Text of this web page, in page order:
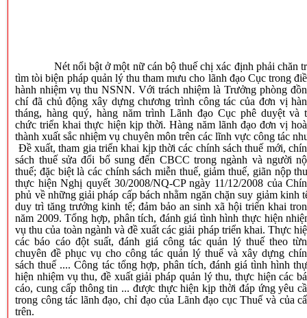
Nét nổi bật ở một nữ cán bộ thuế chị xác định phải chăn
tìm tòi biện pháp quản lý thu tham mưu cho lãnh đạo Cục trong
hành nhiệm vụ thu NSNN. Với trách nhiệm là Trưởng phòng
chí đã chủ động xây dựng chương trình công tác của đơn vị
tháng, hàng quý, hàng năm trình Lãnh đạo Cục phê duyệt và
chức triển khai thực hiện kịp thời. Hàng năm lãnh đạo đơn vị
thành xuất sắc nhiệm vụ chuyên môn trên các lĩnh vực công tác
Đề xuất, tham gia triển khai kịp thời các chính sách thuế mới,
sách thuế sửa đổi bổ sung đến CBCC trong ngành và người
thuế; đặc biệt là các chính sách miễn thuế, giảm thuế, giãn nộp
thực hiện Nghị quyết 30/2008/NQ-CP ngày 11/12/2008 của
phủ về những giải pháp cấp bách nhằm ngăn chặn suy giảm kinh
duy trì tăng trưởng kinh tế; đảm bảo an sinh xã hội triển khai
năm 2009. Tổng hợp, phân tích, đánh giá tình hình thực hiện
vụ thu của toàn ngành và đề xuất các giải pháp triển khai. Thực
các báo cáo đột suất, đánh giá công tác quản lý thuế theo
chuyên đề phục vụ cho công tác quản lý thuế và xây dựng
sách thuế .... Công tác tổng hợp, phân tích, đánh giá tình hình
hiện nhiệm vụ thu, đề xuất giải pháp quản lý thu, thực hiện các
cáo, cung cấp thông tin ... được thực hiện kịp thời đáp ứng yêu
trong công tác lãnh đạo, chỉ đạo của Lãnh đạo cục Thuế và của
trên.